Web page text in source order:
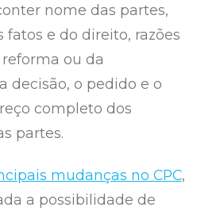
nome das partes,
fatos e do direito, razões
ou da
decisão, o pedido e o
completo dos
partes.
mudanças no CPC,
a possibilidade de